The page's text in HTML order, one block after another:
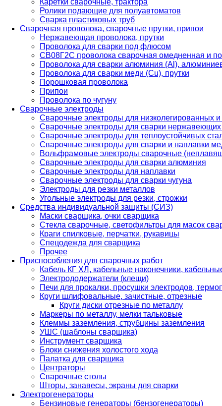
Каретки сварочные, трактора
Ролики подающие для полуавтоматов
Сварка пластиковых труб
Сварочная проволока, сварочные прутки, припои
Нержавеющая проволока, прутки
Проволока для сварки под флюсом
СВ08Г2С проволока сварочная омедненная и
Проволока для сварки алюминия (Al),
Проволока для сварки меди (Cu), прутки
Порошковая проволока
Припои
Проволока по чугуну
Сварочные электроды
Сварочные электроды для низколегированных и
Сварочные электроды для сварки
Сварочные электроды для теплоустойчивых
Сварочные электроды для сварки и наплавки
Вольфрамовые электроды сварочные
Сварочные электроды для сварки алюминия
Сварочные электроды для наплавки
Сварочные электроды для сварки чугуна
Электроды для резки металлов
Угольные электроды для резки, строжки
Средства индивидуальной защиты (СИЗ)
Маски сварщика, очки сварщика
Стекла сварочные, светофильтры для масок
Краги спилковые, перчатки, рукавицы
Спецодежда для сварщика
Прочее
Приспособления для сварочных работ
Кабель КГ ХЛ, кабельные наконечники,
Электрододержатели (клещи)
Печи для прокалки, просушки электродов,
Круги шлифовальные, зачистные, отрезные
Круги диски отрезные по металлу
Маркеры по металлу, мелки тальковые
Клеммы заземления, струбцины заземления
УШС (шаблоны сварщика)
Инструмент сварщика
Блоки снижения холостого хода
Палатка для сварщика
Центраторы
Сварочные столы
Шторы, занавесы, экраны для сварки
Электрогенераторы
Бензиновые генераторы (бензогенераторы)